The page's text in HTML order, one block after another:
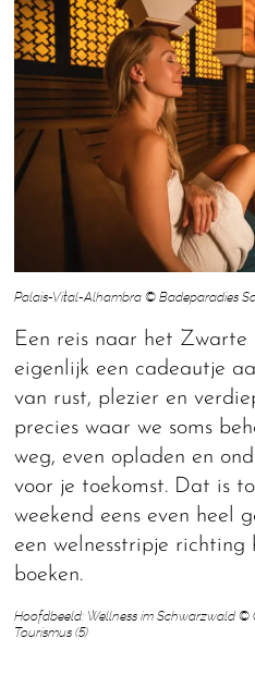
Palais-Vital-Alhambra © Badeparadies
Een reis naar het Zwarte
eigenlijk een cadeautje
van rust, plezier en
precies waar we soms
weg, even opladen en
voor je toekomst. Dat is
weekend eens even heel
een welnesstripje
boeken.
Hoofdbeeld: Wellness im Schwarzwald
Tourismus (5)